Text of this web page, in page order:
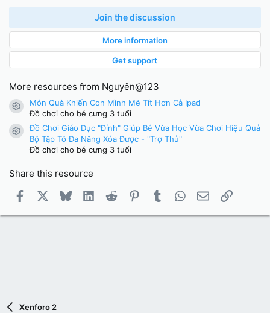
t
r
s
Join the discussion
More information
Get support
More resources from Nguyên@123
Resource icon
Món Quà Khiến Con Mình Mê Tít Hơn Cả Ipad
Đồ chơi cho bé cưng 3 tuổi
Resource icon
Đồ Chơi Giáo Dục "Đỉnh" Giúp Bé Vừa Học Vừa Chơi Hiệu Quả
Bộ Tập Tô Đa Năng Xóa Được - "Trợ Thủ"
Đồ chơi cho bé cưng 3 tuổi
Share this resource
Facebook BlueskyLinkedInReddit PinterestTumblrWhatsApp
Email Link
Xenforo 2